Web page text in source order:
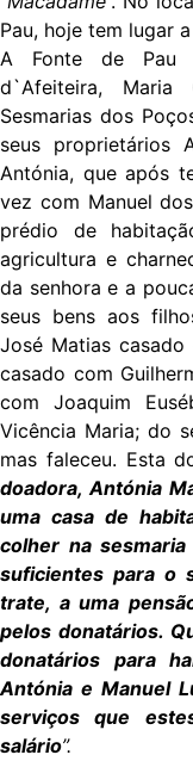
Pau, hoje tem lugar
A Fonte de Pau
d`Afeiteira,
Sesmarias dos
seus proprietários
Antónia, que após
vez com Manuel
prédio de
agricultura e
da senhora e a
seus bens aos
José Matias casado
casado com
com Joaquim
Vicência Maria; do
mas faleceu. Esta
doadora, Antónia
uma casa de
colher na
suficientes para o
trate, a uma
pelos donatários.
donatários para
Antónia e Manuel
serviços que
salário”.